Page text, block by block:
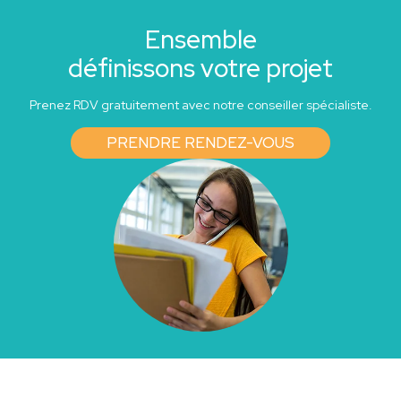
Ensemble
définissons votre projet
Prenez RDV gratuitement avec notre conseiller spécialiste.
PRENDRE RENDEZ-VOUS